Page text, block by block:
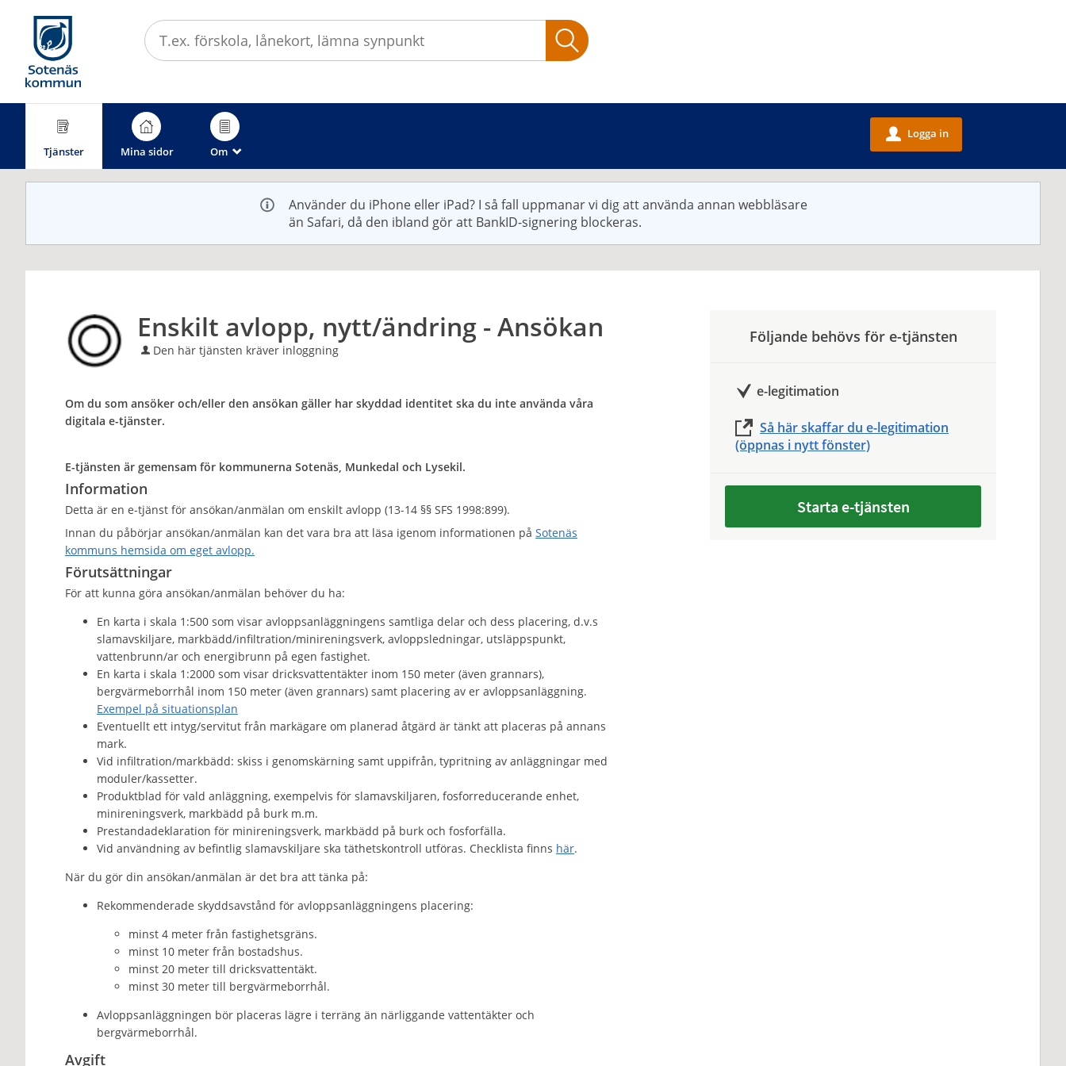
tjänster
-
Sotenäs
kommunTjänster Mina sidor Om _
u Logga in
Använder du iPhone eller iPad? I så fall uppmanar vi dig att använda annan webbläsare
än Safari, då den ibland gör att BankID-signering blockeras.
Enskilt avlopp, nytt/ändring - Ansökan
Den här tjänsten kräver inloggning
Om du som ansöker och/eller den ansökan gäller har skyddad identitet ska du inte använda våra
digitala e-tjänster.
E-tjänsten är gemensam för kommunerna Sotenäs, Munkedal och Lysekil.
Information
Detta är en e-tjänst för ansökan/anmälan om enskilt avlopp (13-14 §§ SFS 1998:899).
Innan du påbörjar ansökan/anmälan kan det vara bra att läsa igenom informationen på Sotenäs
kommuns hemsida om eget avlopp.
Förutsättningar
För att kunna göra ansökan/anmälan behöver du ha:
En karta i skala 1:500 som visar avloppsanläggningens samtliga delar och dess placering, d.v.s
slamavskiljare, markbädd/infiltration/minireningsverk, avloppsledningar, utsläppspunkt,
vattenbrunn/ar och energibrunn på egen fastighet.
En karta i skala 1:2000 som visar dricksvattentäkter inom 150 meter (även grannars),
bergvärmeborrhål inom 150 meter (även grannars) samt placering av er avloppsanläggning.
Exempel på situationsplan
Eventuellt ett intyg/servitut från markägare om planerad åtgärd är tänkt att placeras på annans
mark.
Vid infiltration/markbädd: skiss i genomskärning samt uppifrån, typritning av anläggningar med
moduler/kassetter.
Produktblad för vald anläggning, exempelvis för slamavskiljaren, fosforreducerande enhet,
minireningsverk, markbädd på burk m.m.
Prestandadeklaration för minireningsverk, markbädd på burk och fosforfälla.
Vid användning av befintlig slamavskiljare ska täthetskontroll utföras. Checklista finns här.
När du gör din ansökan/anmälan är det bra att tänka på:
Rekommenderade skyddsavstånd för avloppsanläggningens placering:
minst 4 meter från fastighetsgräns.
minst 10 meter från bostadshus.
minst 20 meter till dricksvattentäkt.
minst 30 meter till bergvärmeborrhål.
Avloppsanläggningen bör placeras lägre i terräng än närliggande vattentäkter och
bergvärmeborrhål.
Avgift
Följande behövs för e-tjänsten
e-legitimation
Så här skaffar du e-legitimation
(öppnas i nytt fönster)
Starta e-tjänsten